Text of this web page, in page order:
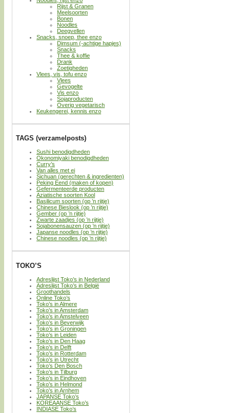
Rijst & Granen
Meelsoorten
Bonen
Noodles
Deegvellen
Snacks, snoep, thee enzo
Dimsum (-achtige hapjes)
Snacks
Thee & koffie
Drank
Zoetigheden
Vlees, vis, tofu enzo
Vlees
Gevogelte
Vis enzo
Sojaproducten
Overig vegetarisch
Keukengerei, kennis enzo
TAGS (verzamelposts)
Sushi benodigdheden
Okonomiyaki benodigdheden
Curry’s
Van alles met ei
Sichuan (gerechten & ingredienten)
Peking Eend (maken of kopen)
Gefermenteerde producten
Aziatische soorten Kool
Basilicum soorten (op ’n rijtje)
Chinese Bieslook (op ’n rijtje)
Gember (op ’n rijtje)
Zwarte zaadjes (op ’n rijtje)
Sojabonensauzen (op ’n rijtje)
Japanse noodles (op ’n rijtje)
Chinese noodles (op ’n rijtje)
TOKO’S
Adreslijst Toko’s in Nederland
Adreslijst Toko’s in België
Groothandels
Online Toko’s
Toko’s in Almere
Toko’s in Amsterdam
Toko’s in Amstelveen
Toko’s in Beverwijk
Toko’s in Groningen
Toko’s in Leiden
Toko’s in Den Haag
Toko’s in Delft
Toko’s in Rotterdam
Toko’s in Utrecht
Toko’s Den Bosch
Toko’s in Tilburg
Toko’s in Eindhoven
Toko’s in Helmond
Toko’s in Arnhem
JAPANSE Toko’s
KOREAANSE Toko’s
INDIASE Toko’s